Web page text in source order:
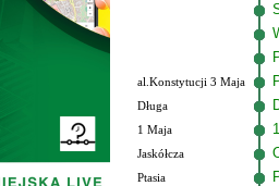
al.Konstytucji 3 Maja
Długa
1 Maja
Jaskółcza
Ptasia